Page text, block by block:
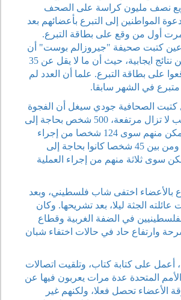
نصف مليون كراسة على الصحف
المواطنين إلى التبرع بأعضائهم بعد
أول من وقع على بطاقة التبرع.
كتبت صحيفة "جيروزالم بوست" أن
الحملة أسفرت عن نتائج ايجابية، حيث أن ما لا يقل عن 35
على بطاقة التبرع. علما أن العدد لم
الصحافية جودي سيغل أن الفجوة
بين العرض والطلب لا تزال مرتفعة، 500 شخص بحاجة إلى
زراعة كلى، لم يتمكن منهم سوى 124 شخصا من إجراء
العملية الجراحية. ومن بين 45 شخصا كانوا بحاجة إلى
سوى ثلاثة منهم من إجراء العملية
بالأعضاء اختفى شاب فلسطيني، وبعد
الجثة ليلا، بعد تشريحها. وكان
في الضفة الغربية وقطاع
وارتفاع حاد في حالات اختفاء شبان
على كتابة كتاب، وتلقيت اتصالات
المتحدة عدة مرات يعربون فيها عن
الأعضاء تحصل فعلا، ولكنهم غير